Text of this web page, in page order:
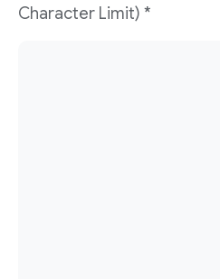
Character Limit) *